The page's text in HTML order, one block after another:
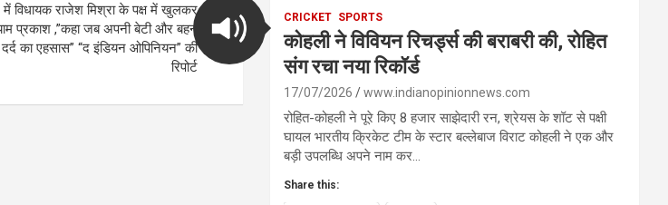
में विधायक राजेश मिश्रा के पक्ष में खुलकर
प्रकाश ,”कहा जब अपनी बेटी और बहन
का एहसास” “द इंडियन ओपिनियन” की
रिपोर्ट
CRICKET SPORTS
कोहली ने विवियन रिचर्ड्स की बराबरी की, रोहित
संग रचा नया रिकॉर्ड
17/07/2026 www.indianopinionnews.com
रोहित-कोहली ने पूरे किए 8 हजार साझेदारी रन, श्रेयस के शॉट से पक्षी
घायल भारतीय क्रिकेट टीम के स्टार बल्लेबाज विराट कोहली ने एक और
बड़ी उपलब्धि अपने नाम कर…
Share this: